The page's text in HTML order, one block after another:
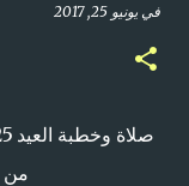
في يونيو 25, 2017
من